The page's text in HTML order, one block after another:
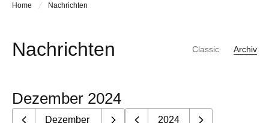
Home Nachrichten
Nachrichten Classic Archiv
Dezember 2024